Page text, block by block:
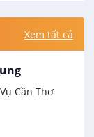
Xem tất cả
Cần Thơ